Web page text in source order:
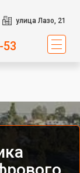
улица Лазо, 21
53